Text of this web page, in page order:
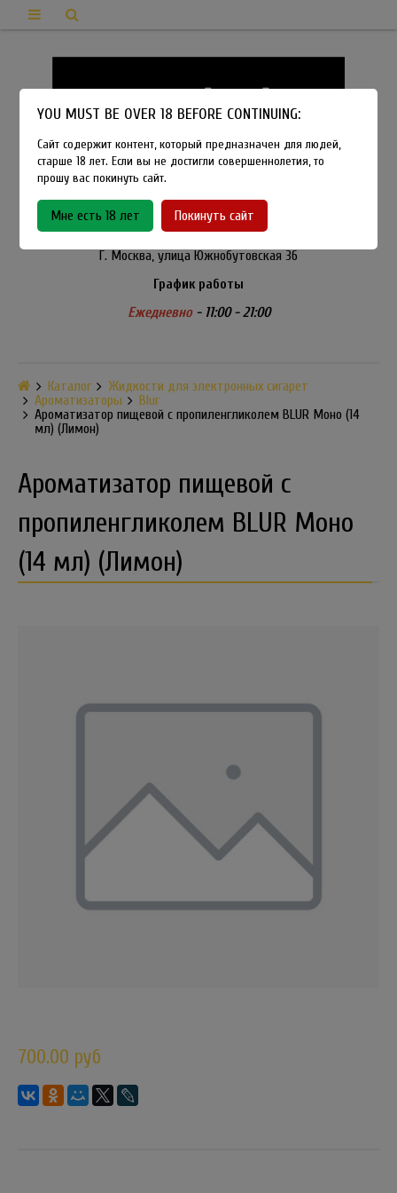
8-915-450-21-92
Розничный магазин Method Vapeshop
Г. Москва, улица Южнобутовская 36
График работы
Ежедневно- 11:00 - 21:00
Каталог
Жидкости для электронных сигарет
Ароматизаторы
Blur
Ароматизатор пищевой с пропиленгликолем BLUR Моно (14
мл) (Лимон)
Ароматизатор пищевой с
пропиленгликолем BLUR Моно
(14 мл) (Лимон)
700.00 руб
YOU MUST BE OVER 18 BEFORE CONTINUING:
Сайт содержит контент, который предназначен для людей,
старше 18 лет. Если вы не достигли совершеннолетия, то
прошу вас покинуть сайт.
Мне есть 18 лет Покинуть сайт